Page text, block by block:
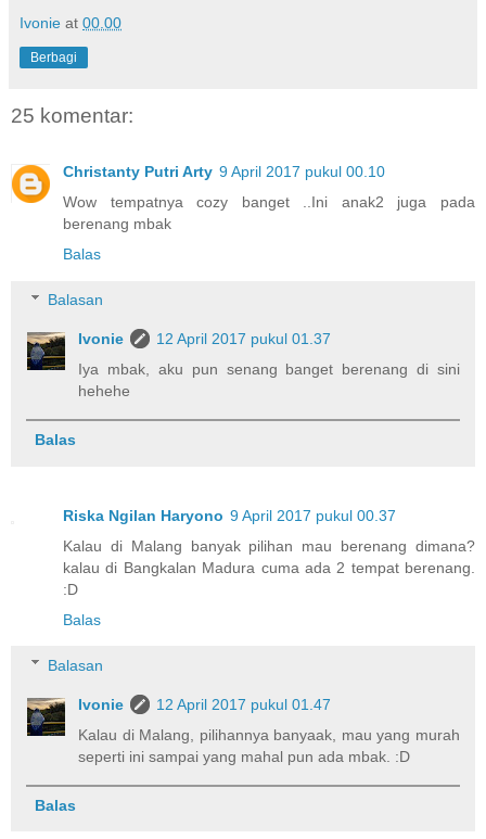
Ivonie at 00.00
Berbagi
25 komentar:
Christanty Putri Arty 9 April 2017 pukul 00.10
Wow tempatnya cozy banget ..Ini anak2 juga pada
berenang mbak
Balas
Balasan
Ivonie
12 April 2017 pukul 01.37
Iya mbak, aku pun senang banget berenang di sini
hehehe
Balas
Riska Ngilan Haryono 9 April 2017 pukul 00.37
Kalau di Malang banyak pilihan mau berenang dimana?
kalau di Bangkalan Madura cuma ada 2 tempat berenang.
:D
Balas
Balasan
Ivonie
12 April 2017 pukul 01.47
Kalau di Malang, pilihannya banyaak, mau yang murah
seperti ini sampai yang mahal pun ada mbak. :D
Balas